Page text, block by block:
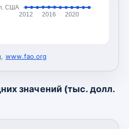
США
2012 2016 2020
, www.fao.org
значений (тыс. долл.